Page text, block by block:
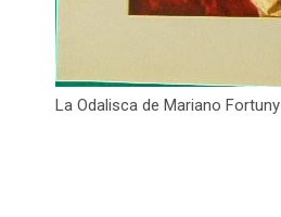
La Odalisca de Mariano Fortuny